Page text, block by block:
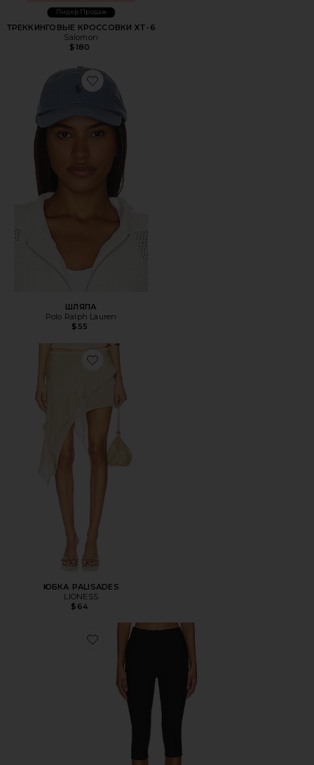
Лидер Продаж
ТРЕККИНГОВЫЕ КРОССОВКИ XT-6
Salomon
$180
Favorite ШЛЯПА
ШЛЯПА
Polo Ralph Lauren
$55
Favorite ЮБКА PALISADES
ЮБКА PALISADES
LIONESS
$64
Favorite КАПРИ CHAYA